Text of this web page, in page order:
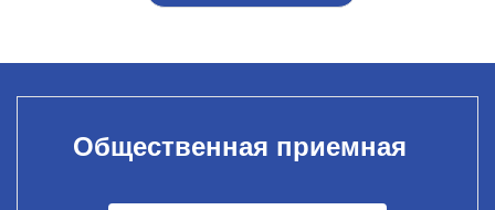
Общественная приемная